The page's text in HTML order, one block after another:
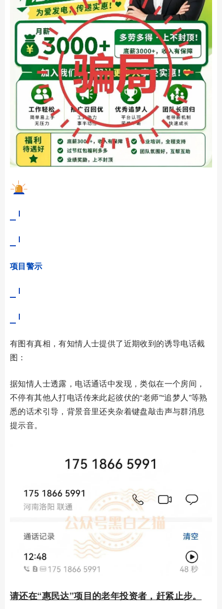
项目警示
有图有真相，有知情人士提供了近期收到的诱导电话截
图：
据知情人士透露，电话通话中发现，类似在一个房间，
不停有其他人打电话传来此起彼伏的“老师”“追梦人”等熟
悉的话术引导，背景音里还夹杂着键盘敲击声与群消息
提示音。
请还在“惠民达”项目的老年投资者，赶紧止步。